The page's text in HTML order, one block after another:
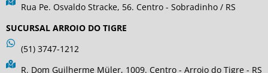
Rua Pe. Osvaldo Stracke, 56. Centro - Sobradinho / RS
SUCURSAL ARROIO DO TIGRE
(51) 3747-1212
R. Dom Guilherme Müler, 1009. Centro - Arroio do Tigre - RS